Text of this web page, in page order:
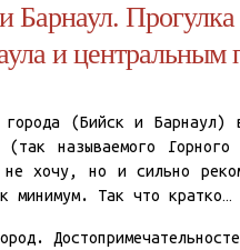
Барнаул.
и центральным
города (Бийск и Барнаул)
(так называемого
не хочу, но и сильно
минимум. Так что кратко…